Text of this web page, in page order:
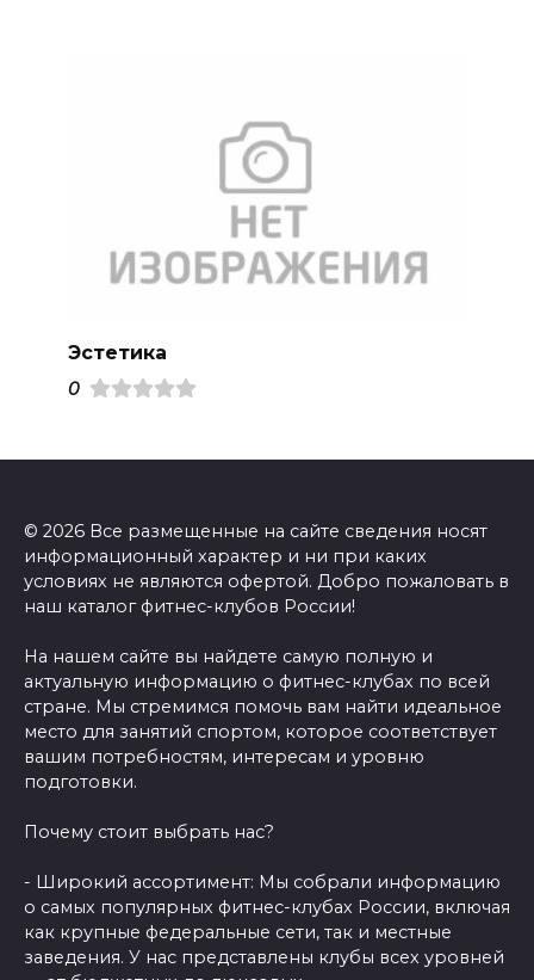
Эстетика
0
© 2026 Все размещенные на сайте сведения носят
информационный характер и ни при каких
условиях не являются офертой. Добро пожаловать в
наш каталог фитнес-клубов России!
На нашем сайте вы найдете самую полную и
актуальную информацию о фитнес-клубах по всей
стране. Мы стремимся помочь вам найти идеальное
место для занятий спортом, которое соответствует
вашим потребностям, интересам и уровню
подготовки.
Почему стоит выбрать нас?
- Широкий ассортимент: Мы собрали информацию
о самых популярных фитнес-клубах России, включая
как крупные федеральные сети, так и местные
заведения. У нас представлены клубы всех уровней